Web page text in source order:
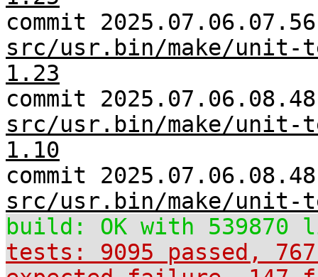
commit
src/usr.bin/make/unit-
1.23
commit
src/usr.bin/make/unit-
1.10
commit
src/usr.bin/make/unit-
build: OK with 539870
tests: 9095 passed,